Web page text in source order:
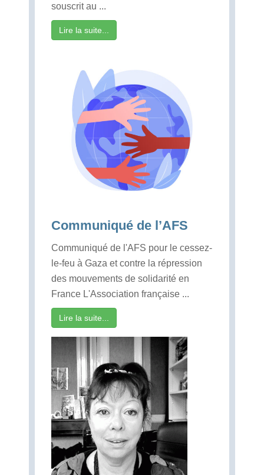
souscrit au ...
Lire la suite...
Communiqué de l’AFS
Communiqué de l'AFS pour le cessez-
le-feu à Gaza et contre la répression
des mouvements de solidarité en
France L'Association française ...
Lire la suite...